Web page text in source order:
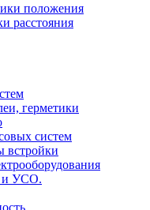
положения
расстояния
герметики
систем
встройки
и УСО.